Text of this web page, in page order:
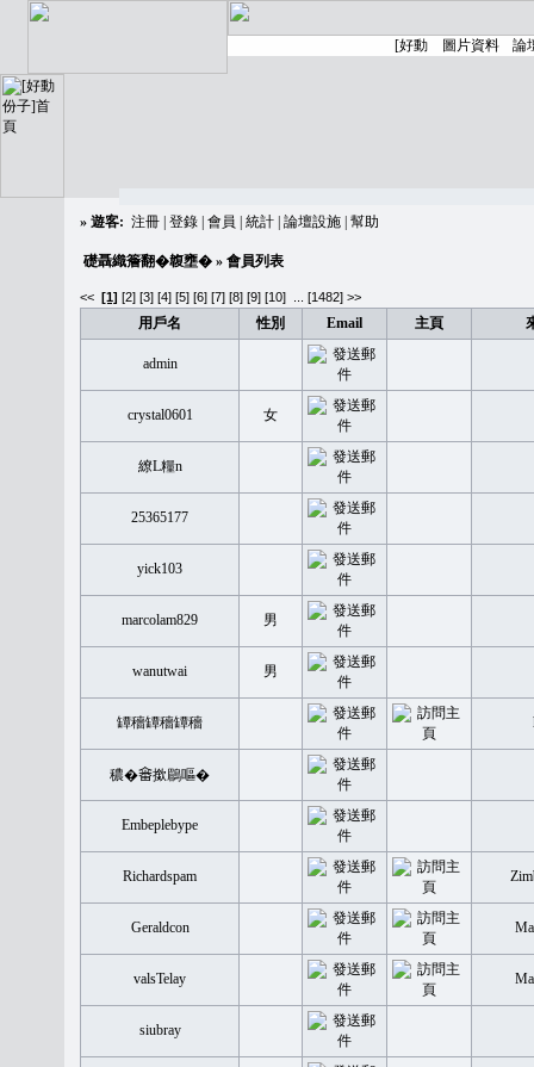
» 遊客: 注冊 登錄 會員 統計 論壇設施 幫助
礎聶織簷翻�䪖壅� » 會員列表
<< [1] [2] [3] [4] [5] [6] [7] [8] [9] [10] [1482] >>
用戶名 性別 Email 主頁
admin
crystal0601 女
繚L糧n
25365177
yick103
marcolam829 男
wanutwai 男
罈穡罈穡罈穡
穠�𤲞撳鶥嘔�
Embeplebype
Richardspam
Geraldcon
valsTelay
siubray